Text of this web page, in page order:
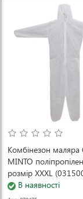
Комбінезон маляра
MINTO
розмір XXXL
В наявності